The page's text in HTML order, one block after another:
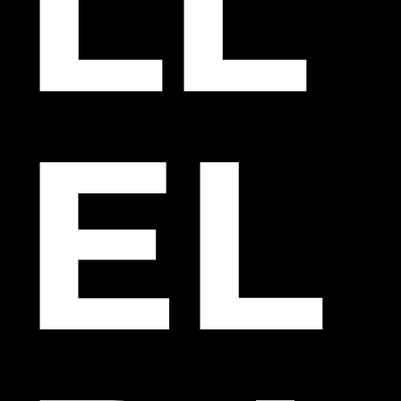
EL